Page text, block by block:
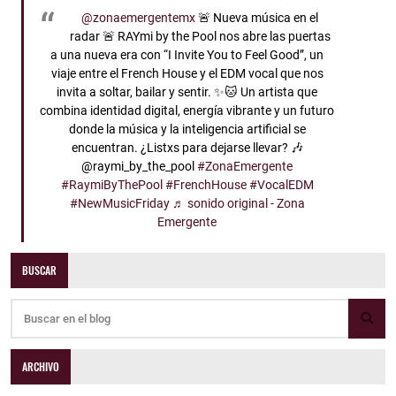
@zonaemergentemx🚨 Nueva música en el
radar 🚨 RAYmi by the Pool nos abre las puertas
a una nueva era con “I Invite You to Feel Good”, un
viaje entre el French House y el EDM vocal que nos
invita a soltar, bailar y sentir. ✨🐱 Un artista que
combina identidad digital, energía vibrante y un futuro
donde la música y la inteligencia artificial se
encuentran. ¿Listxs para dejarse llevar? 🎶
@raymi_by_the_pool #ZonaEmergente
#RaymiByThePool #FrenchHouse #VocalEDM
#NewMusicFriday ♬ sonido original - Zona
Emergente
BUSCAR
ARCHIVO